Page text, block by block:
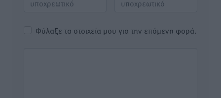
Φύλαξε τα στοιχεία μου για την επόμενη φορά.